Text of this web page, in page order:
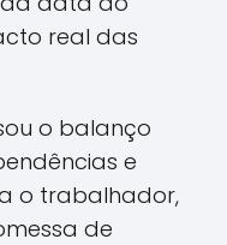
real das
o balanço
e
o trabalhador,
de